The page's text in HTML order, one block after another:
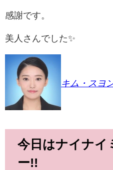
感謝です。
美人さんでした✨️
キム・スヨ
今日はナイナイ
ー!!